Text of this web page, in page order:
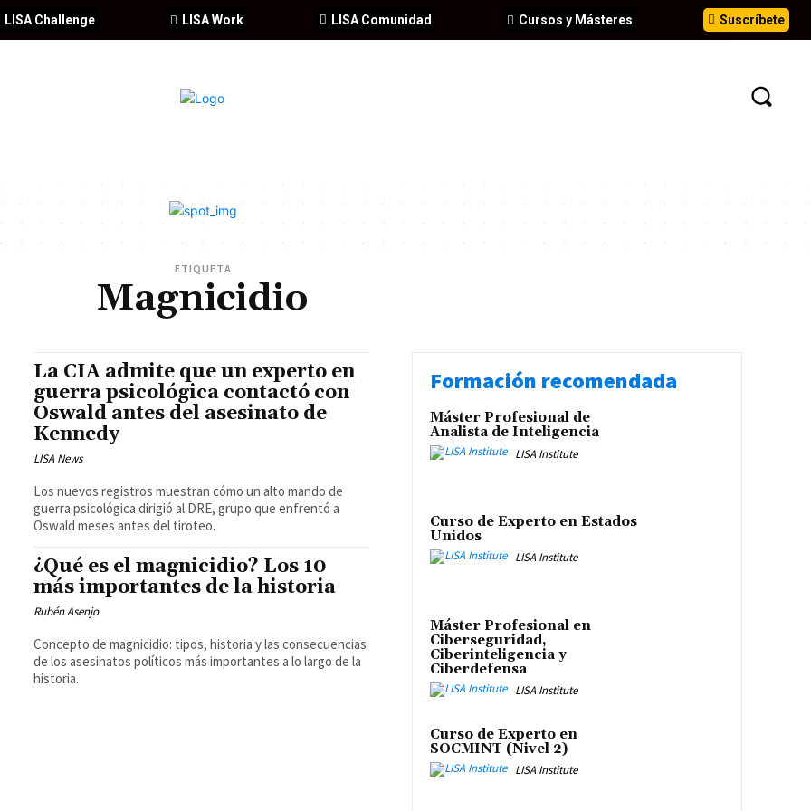
Suscríbete
Cursos y Másteres
LISA Comunidad
LISA Work
LISA Challenge
ETIQUETA
Magnicidio
La CIA admite que un experto en
guerra psicológica contactó con
Oswald antes del asesinato de
Kennedy
LISA News
Los nuevos registros muestran cómo un alto mando de
guerra psicológica dirigió al DRE, grupo que enfrentó a
Oswald meses antes del tiroteo.
¿Qué es el magnicidio? Los 10
más importantes de la historia
Rubén Asenjo
Concepto de magnicidio: tipos, historia y las consecuencias
de los asesinatos políticos más importantes a lo largo de la
historia.
Formación recomendada
Máster Profesional de
Analista de Inteligencia
LISA Institute
Curso de Experto en Estados
Unidos
LISA Institute
Máster Profesional en
Ciberseguridad,
Ciberinteligencia y
Ciberdefensa
LISA Institute
Curso de Experto en
SOCMINT (Nivel 2)
LISA Institute